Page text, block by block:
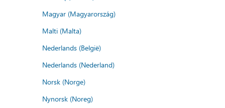
Magyar (Magyarország)
Malti (Malta)
Nederlands (België)
Nederlands (Nederland)
Norsk (Norge)
Nynorsk (Noreg)